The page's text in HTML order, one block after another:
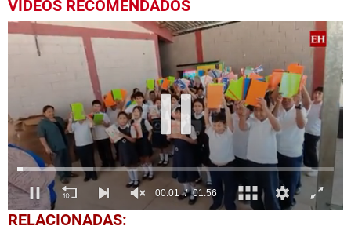
VIDEOS RECOMENDADOS
0
seconds
RELACIONADAS: